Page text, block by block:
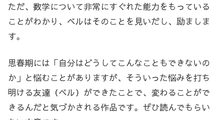
ただ、数学について非常にすぐれた能力をもっている
ことがわかり、ベルはそのことを見いだし、励ましま
す。
思春期には「自分はどうしてこんなこともできないの
か」と悩むことがありますが、そういった悩みを打ち
明ける友達（ベル）ができたことで、変わることがで
きるんだと気づかされる作品です。ぜひ読んでもらい